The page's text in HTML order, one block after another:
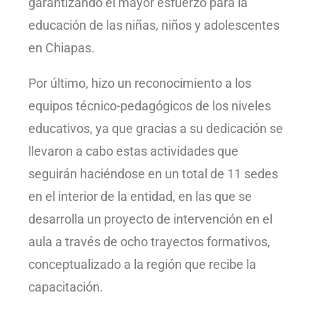
educación de las niñas, niños y adolescentes
en Chiapas.
Por último, hizo un reconocimiento a los
equipos técnico-pedagógicos de los niveles
educativos, ya que gracias a su dedicación se
llevaron a cabo estas actividades que
seguirán haciéndose en un total de 11 sedes
en el interior de la entidad, en las que se
desarrolla un proyecto de intervención en el
aula a través de ocho trayectos formativos,
conceptualizado a la región que recibe la
capacitación.